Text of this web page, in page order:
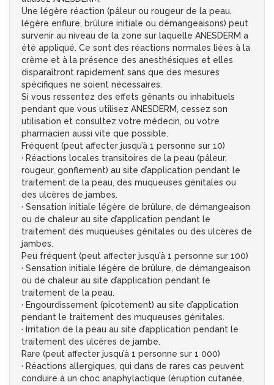
Une légère réaction (pâleur ou rougeur de la peau,
légère enflure, brûlure initiale ou démangeaisons) peut
survenir au niveau de la zone sur laquelle ANESDERM a
été appliqué. Ce sont des réactions normales liées à la
crème et à la présence des anesthésiques et elles
disparaîtront rapidement sans que des mesures
spécifiques ne soient nécessaires.
Si vous ressentez des effets gênants ou inhabituels
pendant que vous utilisez ANESDERM, cessez son
utilisation et consultez votre médecin, ou votre
pharmacien aussi vite que possible.
Fréquent (peut affecter jusqu’à 1 personne sur 10)
· Réactions locales transitoires de la peau (pâleur,
rougeur, gonflement) au site d’application pendant le
traitement de la peau, des muqueuses génitales ou
des ulcères de jambes.
· Sensation initiale légère de brûlure, de démangeaison
ou de chaleur au site d’application pendant le
traitement des muqueuses génitales ou des ulcères de
jambes.
Peu fréquent (peut affecter jusqu’à 1 personne sur 100)
· Sensation initiale légère de brûlure, de démangeaison
ou de chaleur au site d’application pendant le
traitement de la peau.
· Engourdissement (picotement) au site d’application
pendant le traitement des muqueuses génitales.
· Irritation de la peau au site d’application pendant le
traitement des ulcères de jambe.
Rare (peut affecter jusqu’à 1 personne sur 1 000)
· Réactions allergiques, qui dans de rares cas peuvent
conduire à un choc anaphylactique (éruption cutanée,